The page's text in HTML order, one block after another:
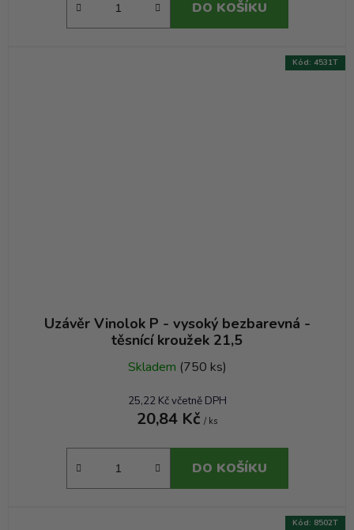
DO KOŠÍKU
Uzávěr Vinolok P - vysoký bezbarevná -
těsnící kroužek 21,5
Skladem (750 ks)
25,22 Kč včetně DPH
20,84 Kč / ks
DO KOŠÍKU
Kód: 4531T
Kód: 8502T